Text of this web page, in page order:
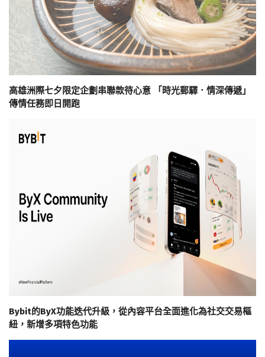
高雄洲際七夕限定企劃串聯款待心意 「時光郵驛．情深傳遞」
傳情任務即日開跑
Bybit的ByX功能迭代升級，從內容平台全面進化為社交交易樞
紐，新增多項特色功能